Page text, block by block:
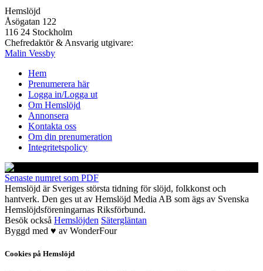
Hemslöjd
Åsögatan 122
116 24 Stockholm
Chefredaktör & Ansvarig utgivare:
Malin Vessby
Hem
Prenumerera här
Logga in/Logga ut
Om Hemslöjd
Annonsera
Kontakta oss
Om din prenumeration
Integritetspolicy
Senaste numret som PDF
Hemslöjd är Sveriges största tidning för slöjd, folkkonst och
hantverk. Den ges ut av Hemslöjd Media AB som ägs av Svenska
Hemslöjdsföreningarnas Riksförbund.
Besök också Hemslöjden Sätergläntan
Byggd med ♥ av WonderFour
Cookies på Hemslöjd